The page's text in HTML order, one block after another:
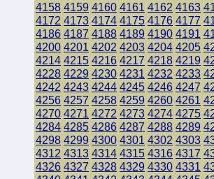
4158 4159 4160 4161 4162 4163
4172 4173 4174 4175 4176 4177
4186 4187 4188 4189 4190 4191
4200 4201 4202 4203 4204 4205
4214 4215 4216 4217 4218 4219
4228 4229 4230 4231 4232 4233
4242 4243 4244 4245 4246 4247
4256 4257 4258 4259 4260 4261
4270 4271 4272 4273 4274 4275
4284 4285 4286 4287 4288 4289
4298 4299 4300 4301 4302 4303
4312 4313 4314 4315 4316 4317
4326 4327 4328 4329 4330 4331